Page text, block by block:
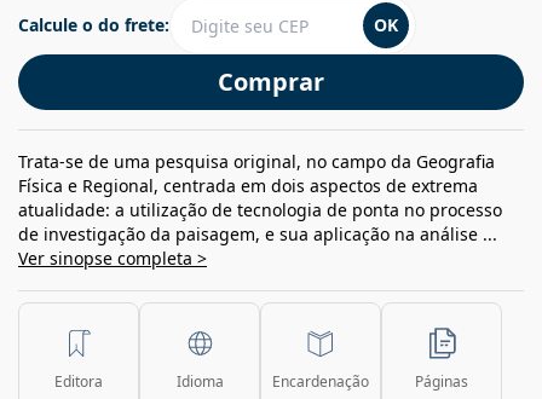
Comprar
Calcule o do frete: OK
Trata-se de uma pesquisa original, no campo da Geografia
Física e Regional, centrada em dois aspectos de extrema
atualidade: a utilização de tecnologia de ponta no processo
de investigação da paisagem, e sua aplicação na análise ...
Ver sinopse completa >
Editora Idioma Encardenação Páginas